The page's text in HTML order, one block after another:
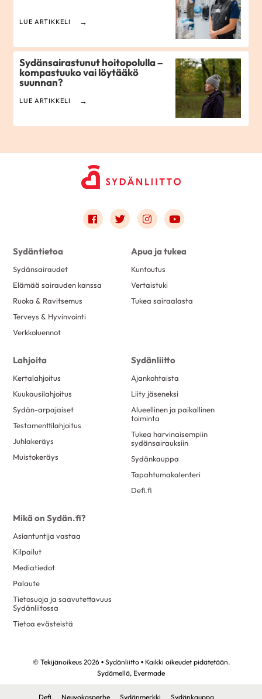
LUE ARTIKKELI
Sydänsairastunut hoitopolulla –
kompastuuko vai löytääkö
suunnan?
LUE ARTIKKELI
Link to facebook
Link to twitter
Link to instagram
Link to youtube
Sydäntietoa
Sydänsairaudet
Elämää sairauden kanssa
Ruoka & Ravitsemus
Terveys & Hyvinvointi
Verkkoluennot
Apua ja tukea
Kuntoutus
Vertaistuki
Tukea sairaalasta
Lahjoita
Kertalahjoitus
Kuukausilahjoitus
Sydän-arpajaiset
Testamenttilahjoitus
Juhlakeräys
Muistokeräys
Sydänliitto
Ajankohtaista
Liity jäseneksi
Alueellinen ja paikallinen
toiminta
Tukea harvinaisempiin
sydänsairauksiin
Sydänkauppa
Tapahtumakalenteri
Defi.fi
Mikä on Sydän.fi?
Asiantuntija vastaa
Kilpailut
Mediatiedot
Palaute
Tietosuoja ja saavutettavuus
Sydänliitossa
Tietoa evästeistä
© Tekijänoikeus 2026 • Sydänliitto • Kaikki oikeudet pidätetään.
Sydämellä, Evermade
Defi Neuvokasperhe Sydänmerkki Sydänkauppa